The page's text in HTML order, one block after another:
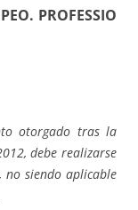
PROFESSIO
otorgado tras la
debe realizarse
siendo aplicable